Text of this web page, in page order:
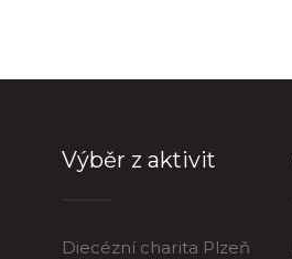
Výběr z aktivit
Diecézní charita Plzeň